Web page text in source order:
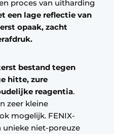
proces van uitharding
een lage reflectie van
opaak, zacht
bestand tegen
hitte, zure
reagentia.
zeer kleine
mogelijk. FENIX-
unieke niet-poreuze